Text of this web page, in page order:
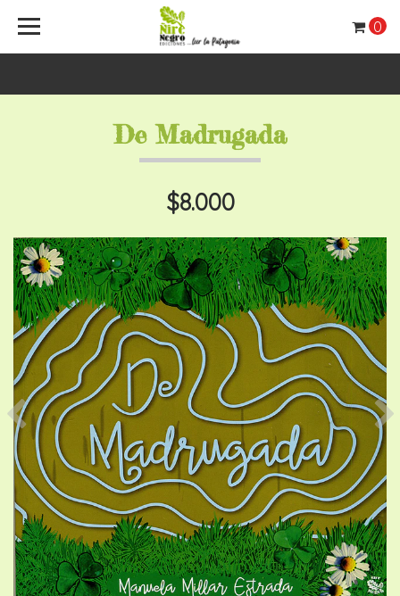
0
De Madrugada
$8.000
Previous